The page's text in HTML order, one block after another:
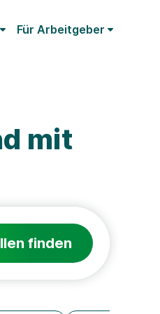
Für Arbeitgeber
mit
finden